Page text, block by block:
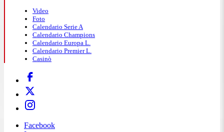
Video
Foto
Calendario Serie A
Calendario Champions
Calendario Europa L.
Calendario Premier L.
Casinò
Facebook